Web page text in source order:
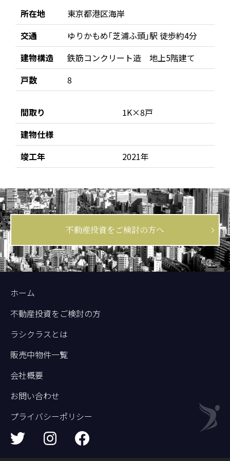
所在地
東京都港区海岸
交通
ゆりかもめ｢芝浦ふ頭｣駅 徒歩約4分
建物構造
鉄筋コンクリート造 地上5階建て
戸数
8
間取り
1K×8戸
建物仕様
竣工年
2021年
不動産投資をご検討の方へ
ホーム
不動産投資をご検討の方
ラシクラスとは
販売中物件一覧
会社概要
お問い合わせ
プライバシーポリシー